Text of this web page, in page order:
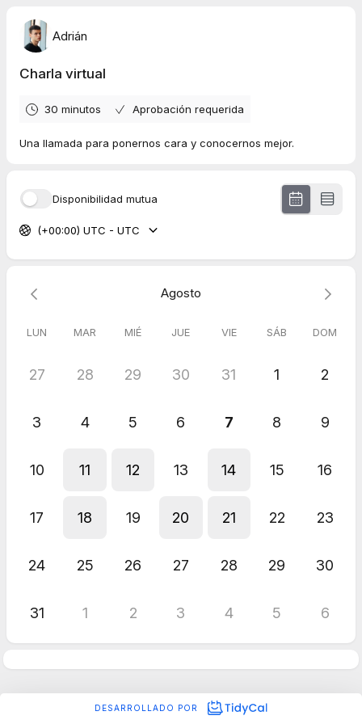
Adrián
Charla virtual
30 minutos Aprobación requerida
Una llamada para ponernos cara y conocernos mejor.
Disponibilidad mutua
(+00:00) UTC - UTC
Agosto
LUN MAR MIÉ JUE VIE SÁB DOM
27 28 29 30 31 1 2
3 4 5 6 7 8 9
10 11 12 13 14 15 16
17 18 19 20 21 22 23
24 25 26 27 28 29 30
31 1 2 3 4 5 6
DESARROLLADO POR